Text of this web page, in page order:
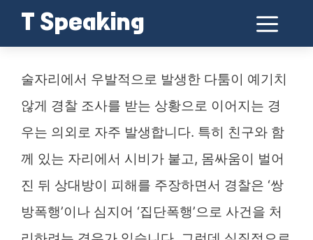
Skip
content
T Speaking
술자리에서 우발적으로 발생한 다툼이 예기치
않게 경찰 조사를 받는 상황으로 이어지는 경
우는 의외로 자주 발생합니다. 특히 친구와 함
께 있는 자리에서 시비가 붙고, 몸싸움이 벌어
진 뒤 상대방이 피해를 주장하면서 경찰은 ‘쌍
방폭행’이나 심지어 ‘집단폭행’으로 사건을 처